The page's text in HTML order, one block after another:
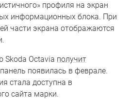
профиля на экран
информационных блока. При
части экрана отображаются
Skoda Octavia получит
появилась в феврале.
стала доступна в
сайта марки.